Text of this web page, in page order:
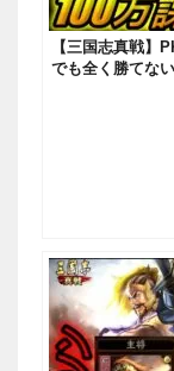
【三国志真戦】
でも全く勝てな